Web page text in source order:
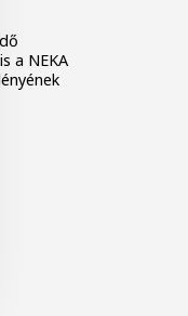
a NEKA